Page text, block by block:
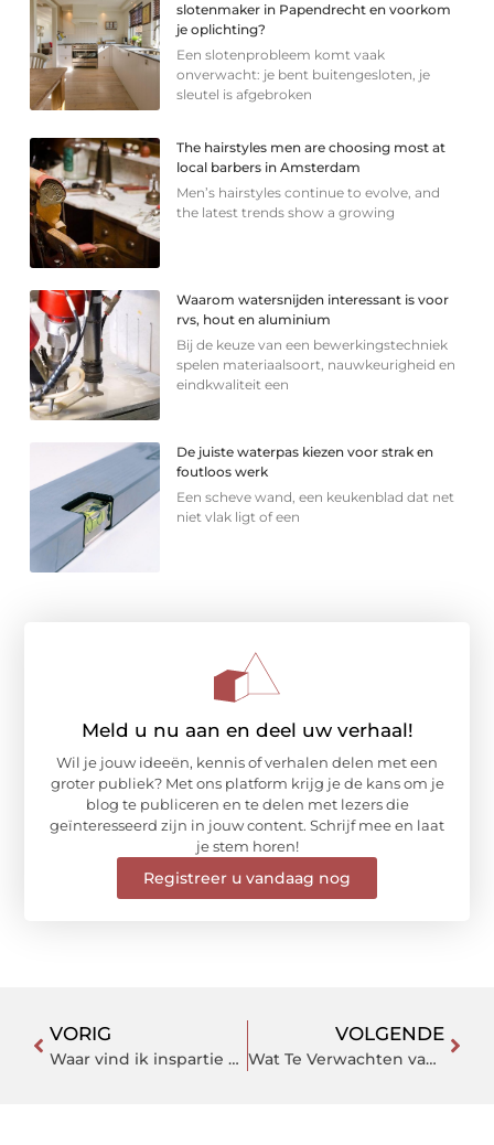
slotenmaker in Papendrecht en voorkom
je oplichting?
Een slotenprobleem komt vaak
onverwacht: je bent buitengesloten, je
sleutel is afgebroken
The hairstyles men are choosing most at
local barbers in Amsterdam
Men’s hairstyles continue to evolve, and
the latest trends show a growing
Waarom watersnijden interessant is voor
rvs, hout en aluminium
Bij de keuze van een bewerkingstechniek
spelen materiaalsoort, nauwkeurigheid en
eindkwaliteit een
De juiste waterpas kiezen voor strak en
foutloos werk
Een scheve wand, een keukenblad dat net
niet vlak ligt of een
Meld u nu aan en deel uw verhaal!
Wil je jouw ideeën, kennis of verhalen delen met een
groter publiek? Met ons platform krijg je de kans om je
blog te publiceren en te delen met lezers die
geïnteresseerd zijn in jouw content. Schrijf mee en laat
je stem horen!
Registreer u vandaag nog
VORIG
Waar vind ik inspartie voor modeltreinlandschappen?
VOLGENDE
Wat Te Verwachten van Taxi Arnhem